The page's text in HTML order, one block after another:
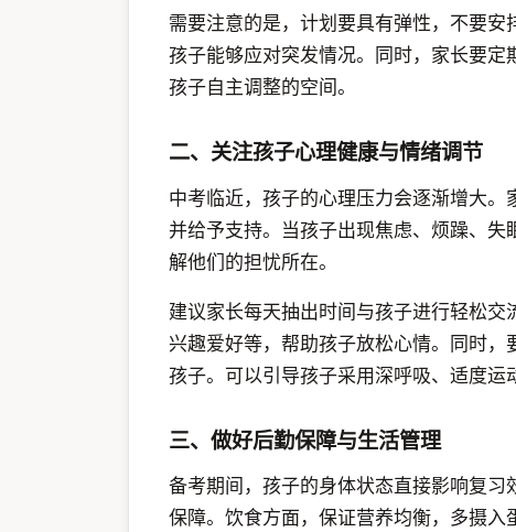
需要注意的是，计划要具有弹性，不要
孩子能够应对突发情况。同时，家长要
孩子自主调整的空间。
二、关注孩子心理健康与情绪调节
中考临近，孩子的心理压力会逐渐增大
并给予支持。当孩子出现焦虑、烦躁、
解他们的担忧所在。
建议家长每天抽出时间与孩子进行轻松交
兴趣爱好等，帮助孩子放松心情。同时
孩子。可以引导孩子采用深呼吸、适度运
三、做好后勤保障与生活管理
备考期间，孩子的身体状态直接影响复
保障。饮食方面，保证营养均衡，多摄